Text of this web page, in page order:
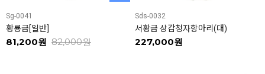
Sg-0041
황룡금[일반]
81,200원 82,000원
Sds-0032
서황금 상감청자항아리(대)
227,000원